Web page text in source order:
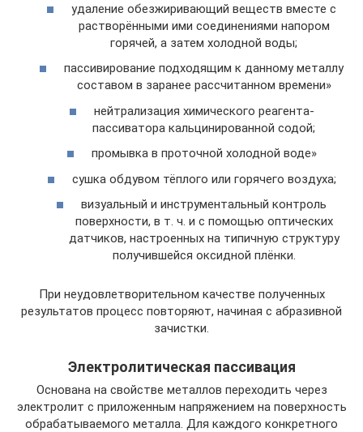
удаление обезжиривающий веществ вместе с
растворёнными ими соединениями напором
горячей, а затем холодной воды;
пассивирование подходящим к данному металлу
составом в заранее рассчитанном времени»
нейтрализация химического реагента-
пассиватора кальцинированной содой;
промывка в проточной холодной воде»
сушка обдувом тёплого или горячего воздуха;
визуальный и инструментальный контроль
поверхности, в т. ч. и с помощью оптических
датчиков, настроенных на типичную структуру
получившейся оксидной плёнки.
При неудовлетворительном качестве полученных
результатов процесс повторяют, начиная с абразивной
зачистки.
Электролитическая пассивация
Основана на свойстве металлов переходить через
электролит с приложенным напряжением на поверхность
обрабатываемого металла. Для каждого конкретного